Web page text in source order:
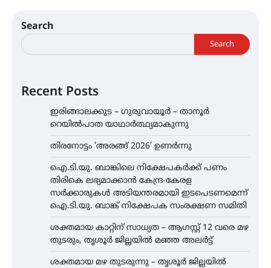
Search
Search
Recent Posts
ഇരിങ്ങാലക്കുട – ഗുരുവായൂർ – താനൂർ
റെയിൽപാത യാഥാർത്ഥ്യമാകുന്നു
തിരനോട്ടം ‘അരങ്ങ് 2026’ ഉണർന്നു
ഐ.ടി.യു. ബാങ്കിലെ നിക്ഷേപകർക്ക് പണം
തിരികെ ലഭ്യമാക്കാൻ കേന്ദ്ര-കേരള
സർക്കാരുകൾ അടിയന്തരമായി ഇടപെടണമെന്ന്
ഐ.ടി.യു. ബാങ്ക് നിക്ഷേപക സംരക്ഷണ സമിതി
ശക്തമായ കാറ്റിന് സാധ്യത – ആഗസ്റ്റ് 12 വരെ മഴ
തുടരും, തൃശൂർ ജില്ലയിൽ മഞ്ഞ അലർട്ട്
ശക്തമായ മഴ തുടരുന്നു – തൃശൂർ ജില്ലയിൽ